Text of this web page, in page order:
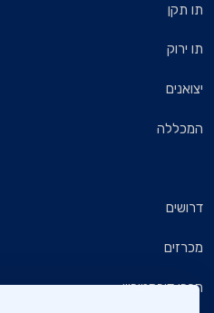
תו תקן
תו ירוק
יצואנים
המכללה
דרושים
מכרזים
חברי דירקטוריון